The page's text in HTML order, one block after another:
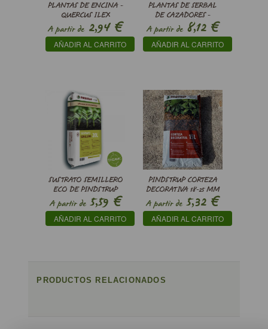
PLANTAS DE ENCINA -
QUERCUS ILEX
BALLOTA
A partir de2,94€
AÑADIR AL CARRITO
PLANTAS DE SERBAL
DE CAZADORES -
SORBUS AUCUPARIA
A partir de8,12€
AÑADIR AL CARRITO
SUSTRATO SEMILLERO
ECO DE PINDSTRUP
A partir de5,59 €
AÑADIR AL CARRITO
PINDSTRUP CORTEZA
DECORATIVA 18-25 MM
A partir de5,32 €
AÑADIR AL CARRITO
PRODUCTOS RELACIONADOS